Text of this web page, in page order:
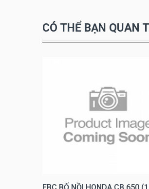
CÓ THỂ BẠN QUAN
EBC BỐ NỒI HONDA CB 650